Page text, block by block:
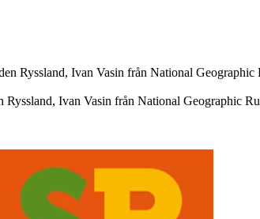
Ivan Vasin från National Geographic